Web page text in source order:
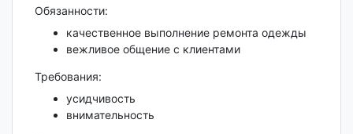
Обязанности:
качественное выполнение ремонта одежды
вежливое общение с клиентами
Требования:
усидчивость
внимательность